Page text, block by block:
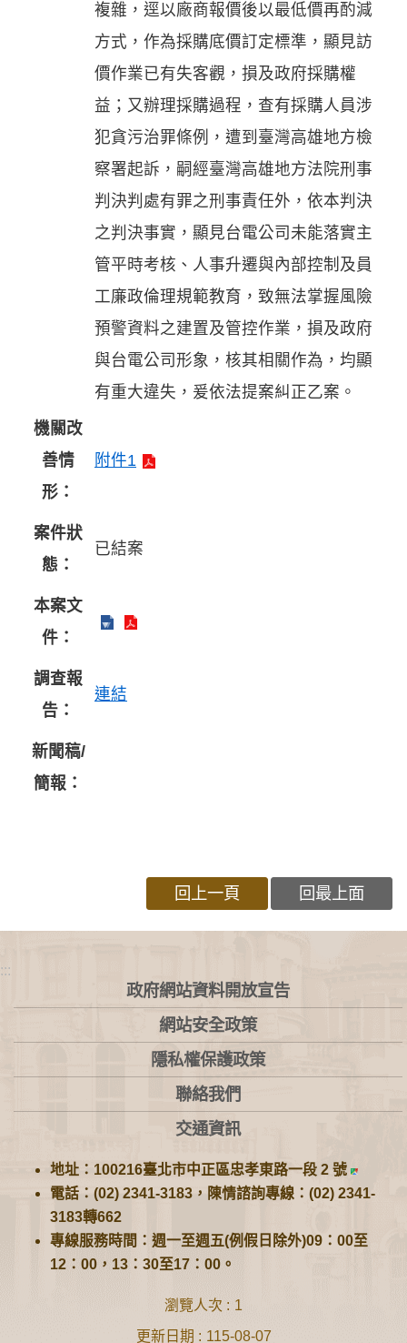
複雜，逕以廠商報價後以最低價再酌減
方式，作為採購底價訂定標準，顯見訪
價作業已有失客觀，損及政府採購權
益；又辦理採購過程，查有採購人員涉
犯貪污治罪條例，遭到臺灣高雄地方檢
察署起訴，嗣經臺灣高雄地方法院刑事
判決判處有罪之刑事責任外，依本判決
之判決事實，顯見台電公司未能落實主
管平時考核、人事升遷與內部控制及員
工廉政倫理規範教育，致無法掌握風險
預警資料之建置及管控作業，損及政府
與台電公司形象，核其相關作為，均顯
有重大違失，爰依法提案糾正乙案。
機關改
善情
形：
附件1
案件狀
態：
已結案
本案文
件：
調查報
告：
連結
新聞稿/
簡報：
回上一頁 回最上面
:::
政府網站資料開放宣告
網站安全政策
隱私權保護政策
聯絡我們
交通資訊
地址：100216臺北市中正區忠孝東路一段 2 號
電話：(02) 2341-3183，陳情諮詢專線：(02) 2341-
3183轉662
專線服務時間：週一至週五(例假日除外)09：00至
12：00，13：30至17：00。
瀏覽人次
1
更新日期
115-08-07